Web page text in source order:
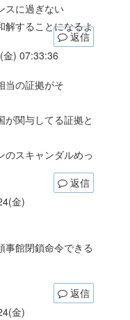
スに過ぎない
解することになるよ
返信
金) 07:33:36
当の証拠がそ
関与してる証拠と
のスキャンダルめっ
返信
金)
事館閉鎖命令できる
返信
金)